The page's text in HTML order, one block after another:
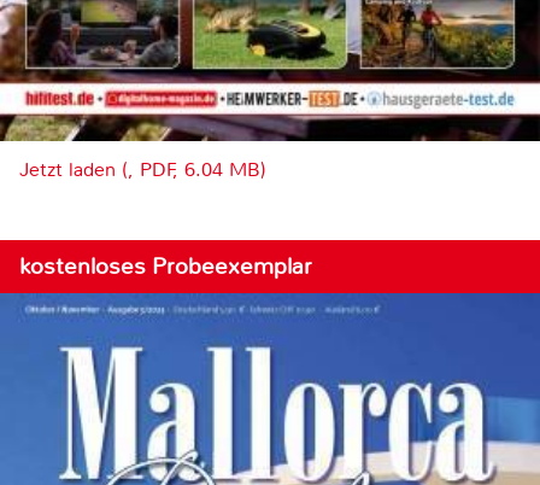
Jetzt laden (, PDF, 6.04 MB)
kostenloses Probeexemplar